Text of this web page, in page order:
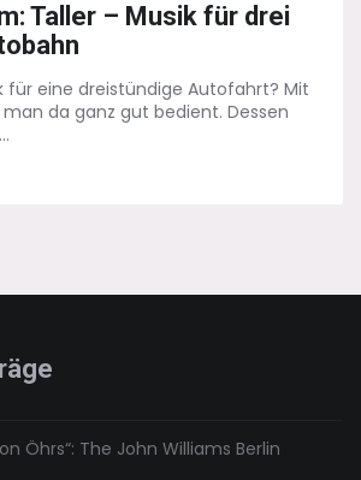
Taller – Musik für drei
für eine dreistündige Autofahrt? Mit
da ganz gut bedient. Dessen
Öhrs“: The John Williams Berlin